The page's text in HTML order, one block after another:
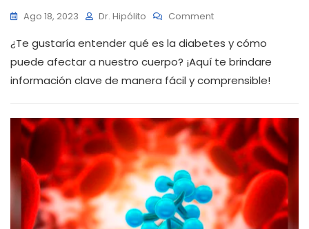
Ago 18, 2023 Dr. Hipólito CommentOn
La
Diabetes:
Más
Enfermedad
¿Te gustaría entender qué es la diabetes y cómo
puede afectar a nuestro cuerpo? ¡Aquí te brindare
información clave de manera fácil y comprensible!